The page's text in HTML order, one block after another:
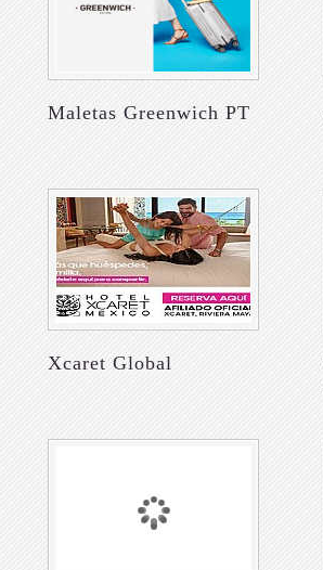
Maletas Greenwich PT
Xcaret Global